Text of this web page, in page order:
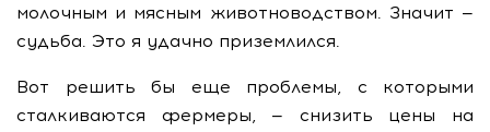
молочным и мясным животноводством. Значит —
судьба. Это я удачно приземлился.
Вот решить бы еще проблемы, с которыми
сталкиваются фермеры, — снизить цены на